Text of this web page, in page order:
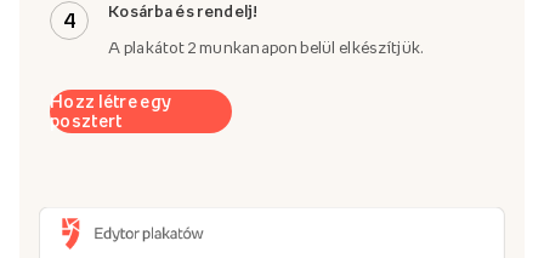
4 Kosárba és rendelj!
A plakátot 2 munkanapon belül elkészítjük.
Hozz létre egy
posztert